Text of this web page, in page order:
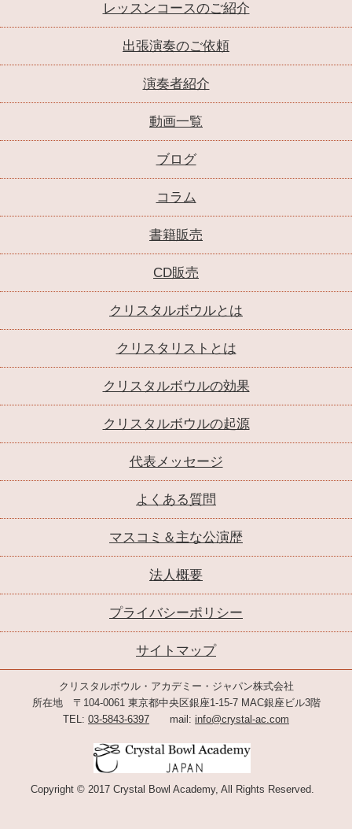
レッスンコースのご紹介
出張演奏のご依頼
演奏者紹介
動画一覧
ブログ
コラム
書籍販売
CD販売
クリスタルボウルとは
クリスタリストとは
クリスタルボウルの効果
クリスタルボウルの起源
代表メッセージ
よくある質問
マスコミ＆主な公演歴
法人概要
プライバシーポリシー
サイトマップ
クリスタルボウル・アカデミー・ジャパン株式会社
所在地 〒104-0061 東京都中央区銀座1-15-7 MAC銀座ビル3階
TEL: 03-5843-6397 mail: info@crystal-ac.com
Copyright © 2017 Crystal Bowl Academy, All Rights Reserved.